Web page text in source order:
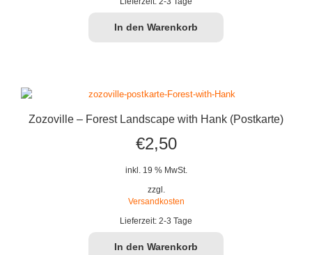
In den Warenkorb
Zozoville – Forest Landscape with Hank (Postkarte)
€2,50
inkl. 19 % MwSt.
zzgl.
Versandkosten
Lieferzeit: 2-3 Tage
In den Warenkorb